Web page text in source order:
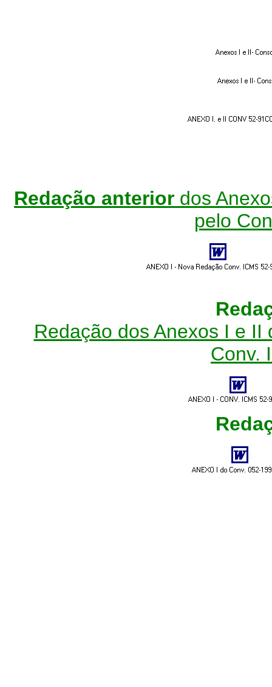
Redação anterior dos
pelo
Redação dos Anexos I e II
Conv.